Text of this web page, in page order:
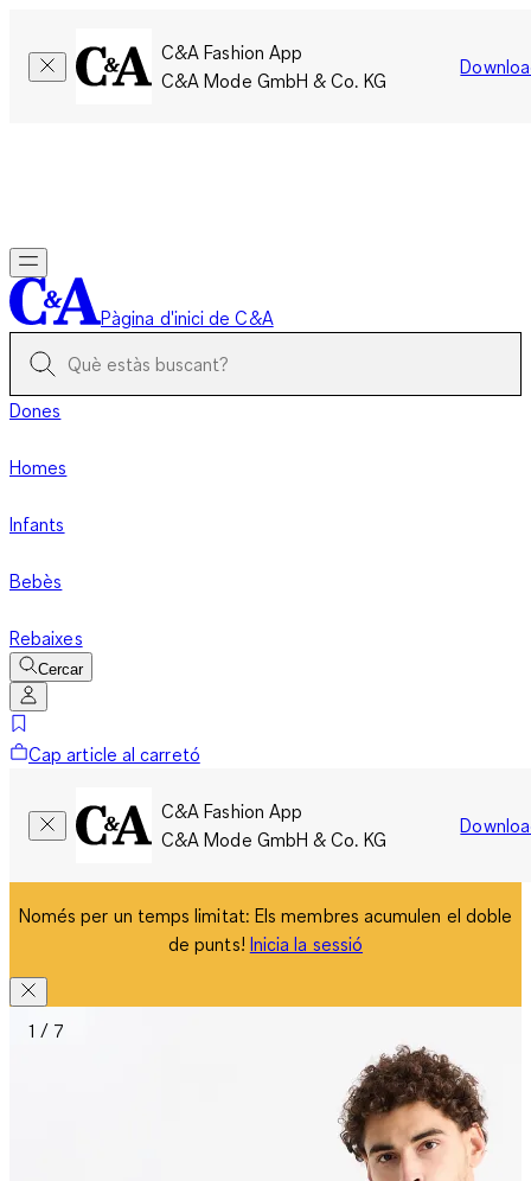
C&A Fashion App
C&A Mode GmbH & Co. KG
Pàgina d'inici de C&A
Dones
Homes
Infants
Bebès
Rebaixes
Cercar
Cap article al carretó
C&A Fashion App
C&A Mode GmbH & Co. KG
Només per un temps limitat: Els membres acumulen el doble
de punts! Inicia la sessió
1 / 7